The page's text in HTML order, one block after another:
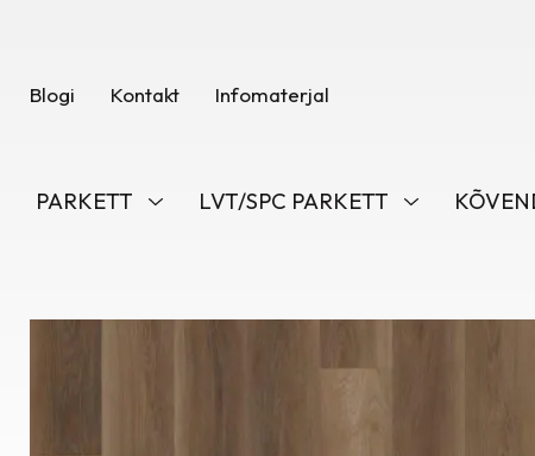
Blogi Kontakt Infomaterjal
PARKETT LVT/SPC PARKETT